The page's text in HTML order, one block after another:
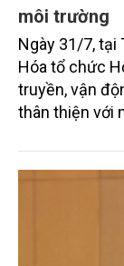
môi trường
Ngày 31/7, tại
Hóa tổ chức
truyền, vận
thân thiện với
trình thu hút
từ các cơ
doanh
tiếp triển khai